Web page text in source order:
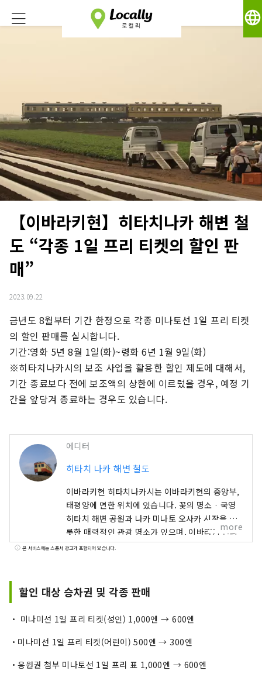
language
【이바라키현】히타치나카 해변 철
도 “각종 1일 프리 티켓의 할인 판
매”
2023.09.22
금년도 8월부터 기간 한정으로 각종 미나토선 1일 프리 티켓
의 할인 판매를 실시합니다.
기간:영화 5년 8월 1일(화)~령화 6년 1월 9일(화)
※히타치나카시의 보조 사업을 활용한 할인 제도에 대해서,
기간 종료보다 전에 보조액의 상한에 이르렀을 경우, 예정 기
간을 앞당겨 종료하는 경우도 있습니다.
에디터
히타치 나카 해변 철도
이바라키현 히타치나카시는 이바라키현의 중앙부,
태평양에 면한 위치에 있습니다. 꽃의 명소 · 국영
히타치 해변 공원과 나카 미나토 오사카 시장을 비
롯한 매력적인 관광 명소가 있으며, 이바라키 현의
카츠다와 아자 케포를 연결하는 「히타치 나카 해
황금 도리이에서 SNS에서도 화제 끓는 '희망도 신
사'는 종점 아자가우라역에서 하차하여 도보 2분이
걸립니다. 그 아자가포역에서 국영 히타치 해변공
원의 코키아 시기에, 아자가포역~공원 해안구간의
무료 셔틀버스 「원해도 셔틀버스」를 운행합니다.
more
본 서비스에는 스폰서 광고가 포함되어 있습니다.
할인 대상 승차권 및 각종 판매
・ 미나미선 1일 프리 티켓(성인) 1,000엔 → 600엔
・미나미선 1일 프리 티켓(어린이) 500엔 → 300엔
・응원권 첨부 미나토선 1일 프리 표 1,000엔 → 600엔